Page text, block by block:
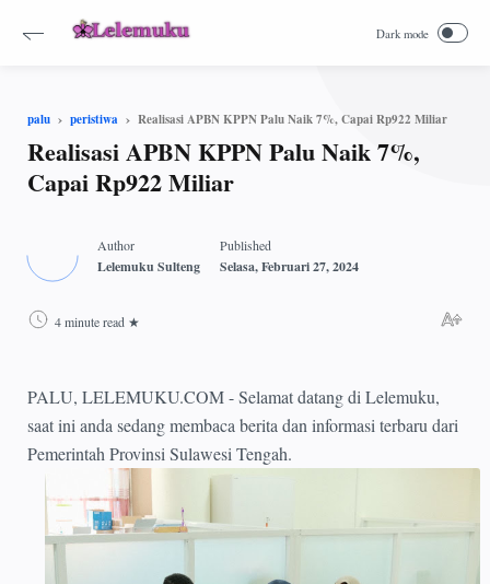
palu peristiwa Realisasi APBN KPPN Palu Naik 7%, Capai Rp922 Miliar
Realisasi APBN KPPN Palu Naik 7%,
Capai Rp922 Miliar
4 minute read
PALU, LELEMUKU.COM - Selamat datang di Lelemuku,
saat ini anda sedang membaca berita dan informasi terbaru dari
Pemerintah Provinsi Sulawesi Tengah.